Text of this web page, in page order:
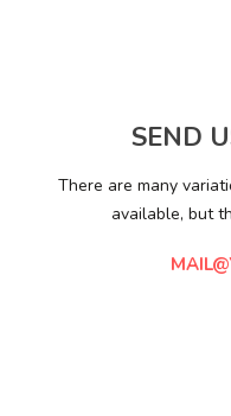
SEND
There are many
available, but